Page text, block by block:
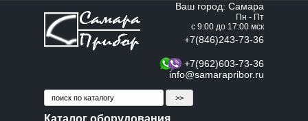
Ваш город: Самара
Пн - Пт
с 9:00 до 17:00 мск
+7(846)243-73-36
+7(962)603-73-36
info@samarapribor.ru
Каталог оборудования